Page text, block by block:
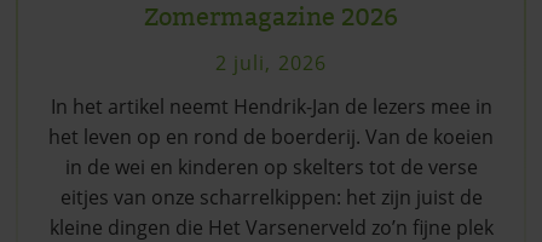
Zomermagazine 2026
2 juli, 2026
In het artikel neemt Hendrik-Jan de lezers mee in
het leven op en rond de boerderij. Van de koeien
in de wei en kinderen op skelters tot de verse
eitjes van onze scharrelkippen: het zijn juist de
kleine dingen die Het Varsenerveld zo’n fijne plek